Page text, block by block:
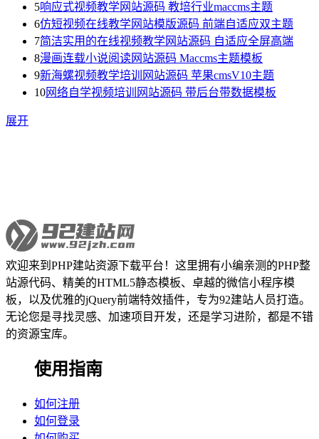
5响应式视频教学网站源码 教培行业maccms主题
6仿短视频在线教学网站模版源码 前端自适应双主题
7简洁实用的在线视频教学网站源码 自适应全屏高端
8漫画连载小说阅读网站源码 Maccms主题模板
9新海螺视频教学培训网站源码 苹果cmsV10主题
10网络自学视频培训网站源码 带后台带数据模板
展开
欢迎来到PHP建站资源下载平台！这里拥有小编亲测的PHP整
站源代码、精美的HTML5静态模板、卓越的微信小程序模
板，以及优雅的jQuery前端特效插件，专为92建站人员打造。
无论您是寻找灵感、加速项目开发，还是学习进阶，都是不错
的资源宝库。
使用指南
如何注册
如何登录